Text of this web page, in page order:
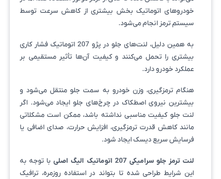
خودروهای اتوماتیک بخش بیشتری از کاهش سرعت توسط
سیستم ترمز انجام می‌شود.
به همین دلیل، لنت‌های جلو در پژو 207 اتوماتیک فشار کاری
بیشتری را تحمل می‌کنند و کیفیت آن‌ها تأثیر مستقیمی بر
عملکرد خودرو دارد.
هنگام ترمزگیری، وزن خودرو به سمت جلو منتقل می‌شود و
بیشترین نیروی اصطکاک در چرخ‌های جلو ایجاد می‌شود. اگر
لنت جلو کیفیت مناسبی نداشته باشد، ممکن است مشکلاتی
مانند کاهش قدرت ترمزگیری، افزایش حرارت، صدای اضافی یا
فرسایش سریع دیسک ایجاد شود.
لنت ترمز جلو سرامیکی 207 اتوماتیک الیگ اصلی
با توجه به
این شرایط طراحی شده تا بتواند در استفاده روزمره، ترافیک